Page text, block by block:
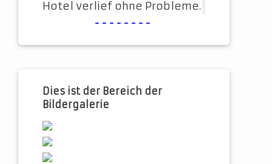
Hotel verlief ohne Probleme.
--------
Dies ist der Bereich der
Bildergalerie